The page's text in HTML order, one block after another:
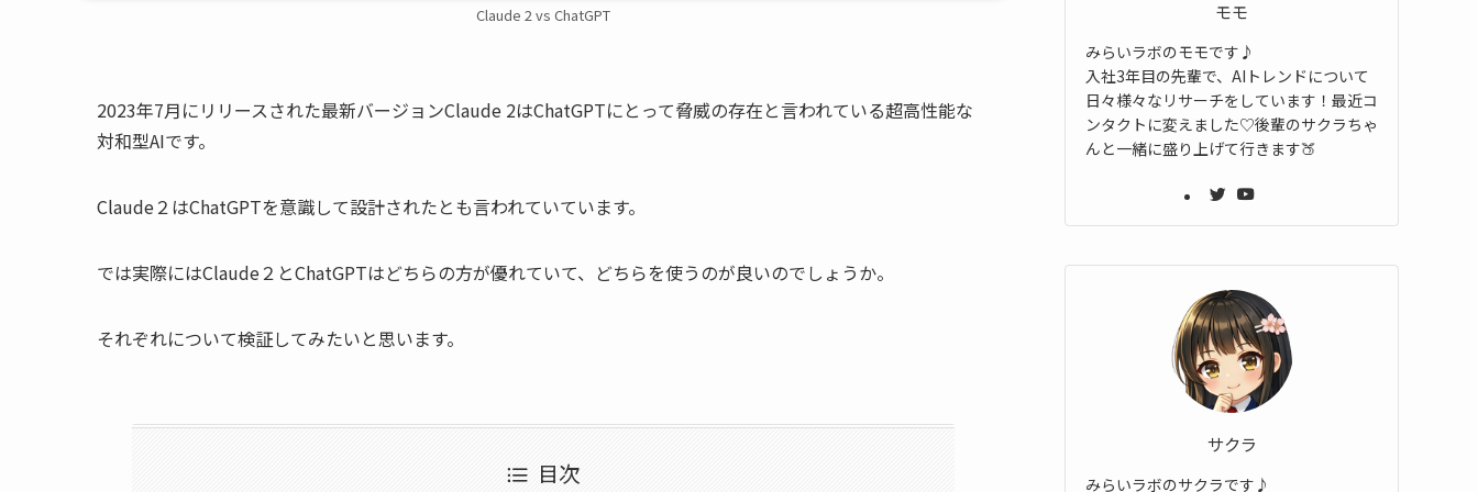
Claude 2 vs ChatGPT
2023年7月にリリースされた最新バージョンClaude 2はChatGPTにとって脅威の存在と言われている超高性能な
対和型AIです。
Claude２はChatGPTを意識して設計されたとも言われていています。
では実際にはClaude２とChatGPTはどちらの方が優れていて、どちらを使うのが良いのでしょうか。
それぞれについて検証してみたいと思います。
目次
モモ
みらいラボのモモです♪
入社3年目の先輩で、AIトレンドについて
日々様々なリサーチをしています！最近コ
ンタクトに変えました♡後輩のサクラちゃ
んと一緒に盛り上げて行きます🍑
サクラ
みらいラボのサクラです♪